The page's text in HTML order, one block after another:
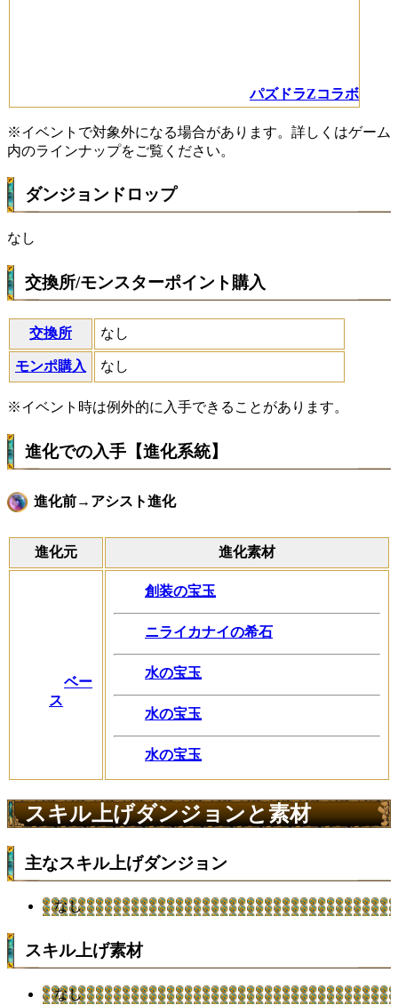
パズドラZコラボ
※イベントで対象外になる場合があります。詳しくはゲーム
内のラインナップをご覧ください。
ダンジョンドロップ
なし
交換所/モンスターポイント購入
交換所 なし
モンポ購入 なし
※イベント時は例外的に入手できることがあります。
進化での入手【進化系統】
進化前→アシスト進化
進化元 進化素材
ベー
ス
創装の宝玉
ニライカナイの希石
水の宝玉
水の宝玉
水の宝玉
スキル上げダンジョンと素材
主なスキル上げダンジョン
なし
スキル上げ素材
なし